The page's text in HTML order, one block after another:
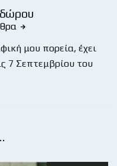
μου πορεία, έχει
7 Σεπτεμβρίου του